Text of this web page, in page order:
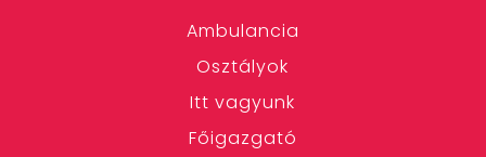
Ambulancia
Osztályok
Itt vagyunk
Főigazgató